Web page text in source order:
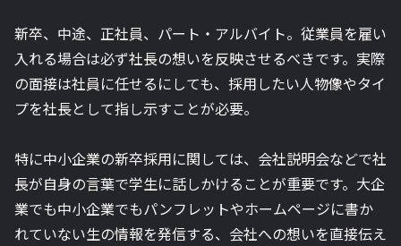
新卒、中途、正社員、パート・アルバイト。従業員を雇い
入れる場合は必ず社長の想いを反映させるべきです。実際
の面接は社員に任せるにしても、採用したい人物像やタイ
プを社長として指し示すことが必要。
特に中小企業の新卒採用に関しては、会社説明会などで社
長が自身の言葉で学生に話しかけることが重要です。大企
業でも中小企業でもパンフレットやホームページに書か
れていない生の情報を発信する、会社への想いを直接伝え